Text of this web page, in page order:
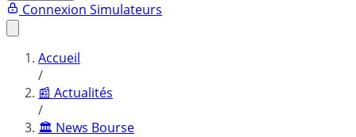
Connexion Simulateurs
Accueil
/
📰 Actualités
/
🏛️ News Bourse